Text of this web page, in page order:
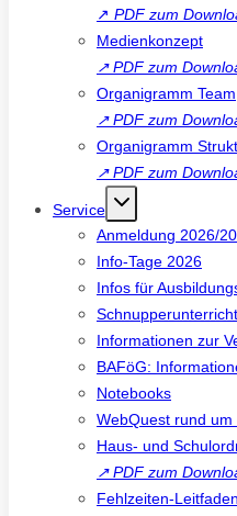
↗ PDF zum
Medienkonzept
↗ PDF zum
Organigramm Team
↗ PDF zum
Organigramm
↗ PDF zum
Service
Anmeldung 2026/
Info-Tage 2026
Infos für
Schnupperunterricht
Informationen zur
BAFöG:
Notebooks
WebQuest rund um
Haus- und
↗ PDF zum
Fehlzeiten-